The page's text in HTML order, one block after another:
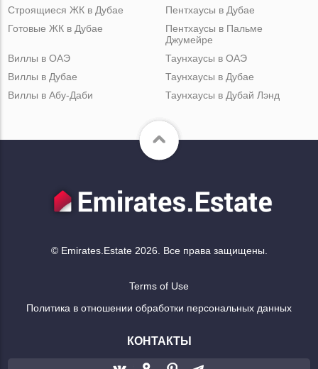
Строящиеся ЖК в Дубае
Готовые ЖК в Дубае
Пентхаусы в Дубае
Пентхаусы в Пальме
Джумейре
Виллы в ОАЭ
Виллы в Дубае
Виллы в Абу-Даби
Таунхаусы в ОАЭ
Таунхаусы в Дубае
Таунхаусы в Дубай Лэнд
© Emirates.Estate 2026. Все права защищены.
Terms of Use
Политика в отношении обработки персональных данных
КОНТАКТЫ